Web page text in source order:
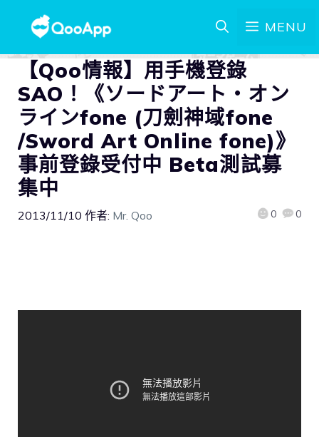
MENU
【Qoo情報】用手機登錄
SAO！《ソードアート・オン
ラインfone (刀劍神域fone
/Sword Art Online fone)》
事前登錄受付中 Beta測試募
集中
2013/11/10 作者: Mr. Qoo 0 0